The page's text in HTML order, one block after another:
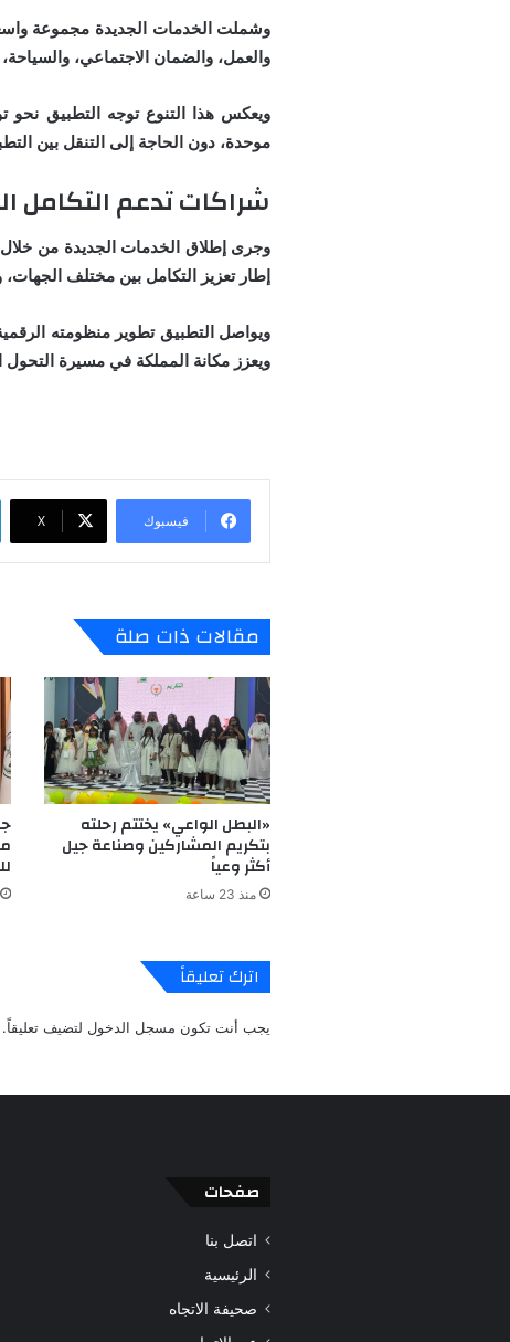
وشملت الخدمات الجديدة مجموعة واسعة
والعمل، والضمان الاجتماعي،
ويعكس هذا التنوع توجه التطبيق نحو
موحدة، دون الحاجة إلى التنقل بين
شراكات تدعم التكامل
وجرى إطلاق الخدمات الجديدة من
إطار تعزيز التكامل بين مختلف
ويواصل التطبيق تطوير منظومته
ويعزز مكانة المملكة في مسيرة التحول
فيسبوك ‫X
مقالات ذات صلة
«البطل الواعي» يختتم رحلته
بتكريم المشاركين وصناعة جيل
أكثر وعياً
منذ 23 ساعة
اترك تعليقاً
يجب أنت تكون مسجل الدخول لتضيف تعليقاً.
صفحات
اتصل بنا
الرئيسية
صحيفة الاتجاه